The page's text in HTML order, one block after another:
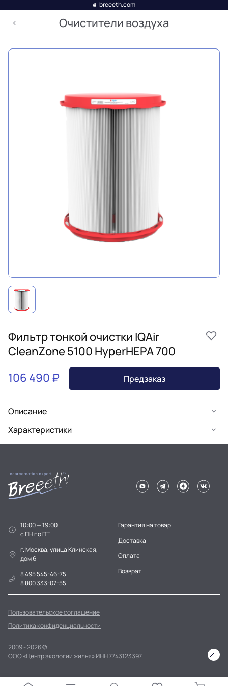
breeeth.com
Очистители воздуха
Фильтр тонкой очистки IQAir
CleanZone 5100 HyperHEPA 700
106 490 ₽
Предзаказ
Описание
Характеристики
10:00 — 19:00
c ПН по ПТ
г. Москва, улица Клинская,
дом 6
8 495 545-46-75
8 800 333-07-55
Гарантия на товар
Доставка
Оплата
Возврат
Пользовательское соглашение
Политика конфиденциальности
2009 - 2026 ©
ООО «Центр экологии жилья» ИНН 7743123397